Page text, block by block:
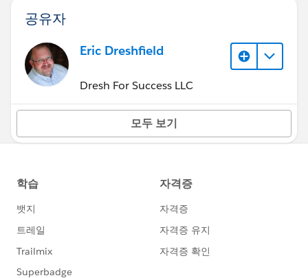
공유자
Eric Dreshfield
Dresh For Success LLC
모두 보기